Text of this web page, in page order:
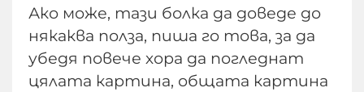
Ако може, тази болка да доведе до
някаква полза, пиша го това, за да
убедя повече хора да погледнат
цялата картина, общата картина